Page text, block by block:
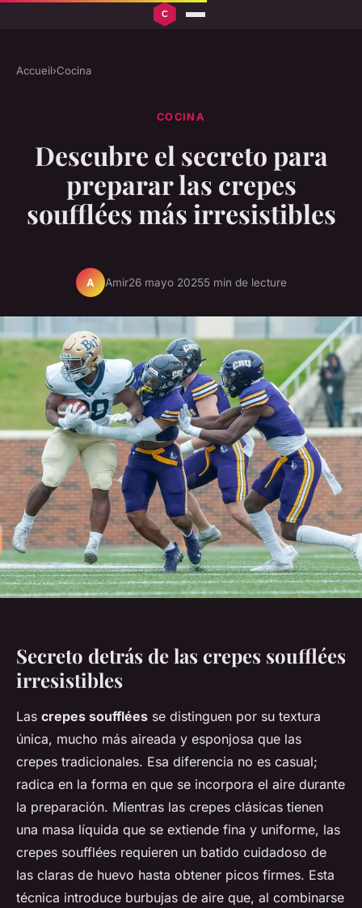
Accueil›Cocina
COCINA
Descubre el secreto para
preparar las crepes
soufflées más irresistibles
A Amir26 mayo 20255 min de lecture
Secreto detrás de las crepes soufflées
irresistibles
Las crepes soufflées se distinguen por su textura
única, mucho más aireada y esponjosa que las
crepes tradicionales. Esa diferencia no es casual;
radica en la forma en que se incorpora el aire durante
la preparación. Mientras las crepes clásicas tienen
una masa líquida que se extiende fina y uniforme, las
crepes soufflées requieren un batido cuidadoso de
las claras de huevo hasta obtener picos firmes. Esta
técnica introduce burbujas de aire que, al combinarse